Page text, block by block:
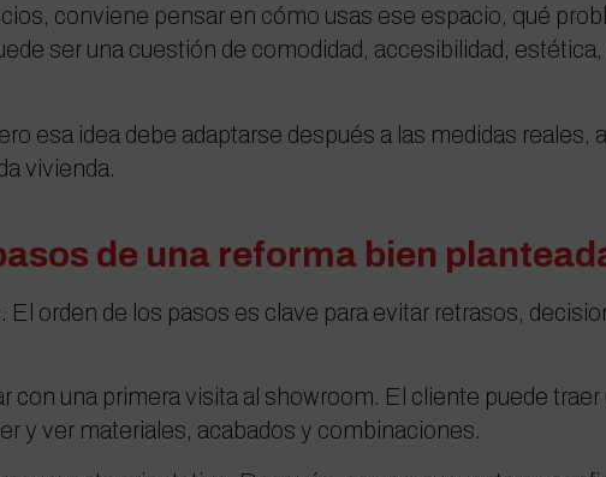
conviene pensar en cómo usas ese espacio, qué
ser una cuestión de comodidad, accesibilidad,
esa idea debe adaptarse después a las medidas reales,
vivienda.
de una reforma bien
orden de los pasos es clave para evitar retrasos,
con una primera visita al showroom. El cliente puede traer
y ver materiales, acabados y combinaciones.